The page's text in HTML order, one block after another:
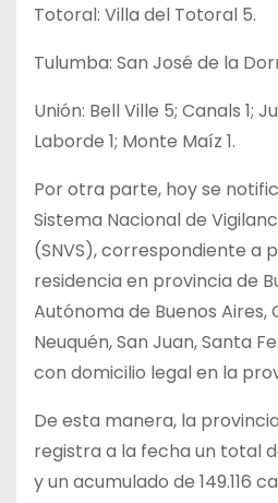
Totoral: Villa del Totoral 5.
Tulumba: San José de la
Unión: Bell Ville 5; Canals 1;
Laborde 1; Monte Maíz 1.
Por otra parte, hoy se
Sistema Nacional de
(SNVS), correspondiente a
residencia en provincia de
Autónoma de Buenos Aires,
Neuquén, San Juan, Santa
con domicilio legal en la
De esta manera, la
registra a la fecha un total
y un acumulado de 149.116